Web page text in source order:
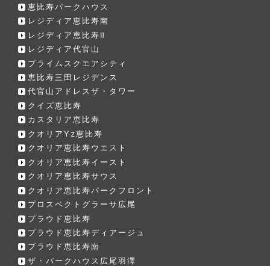
恵比寿パークハウス
レジディア恵比寿南
レジディア恵比寿Ⅱ
レジディア代官山
プライムスクエアシティ
恵比寿三田レジデンス
代官山アドレスザ・タワー
クイズ恵比寿
カスタリア恵比寿
クオリアYz恵比寿
クオリア恵比寿ウエスト
クオリア恵比寿イースト
クオリア恵比寿サウス
クオリア恵比寿パークフロント
プロスペクトグラーサ広尾
プラウド恵比寿
プラウド恵比寿ディアージュ
プラウド恵比寿南
ザ・パークハウス広尾羽澤